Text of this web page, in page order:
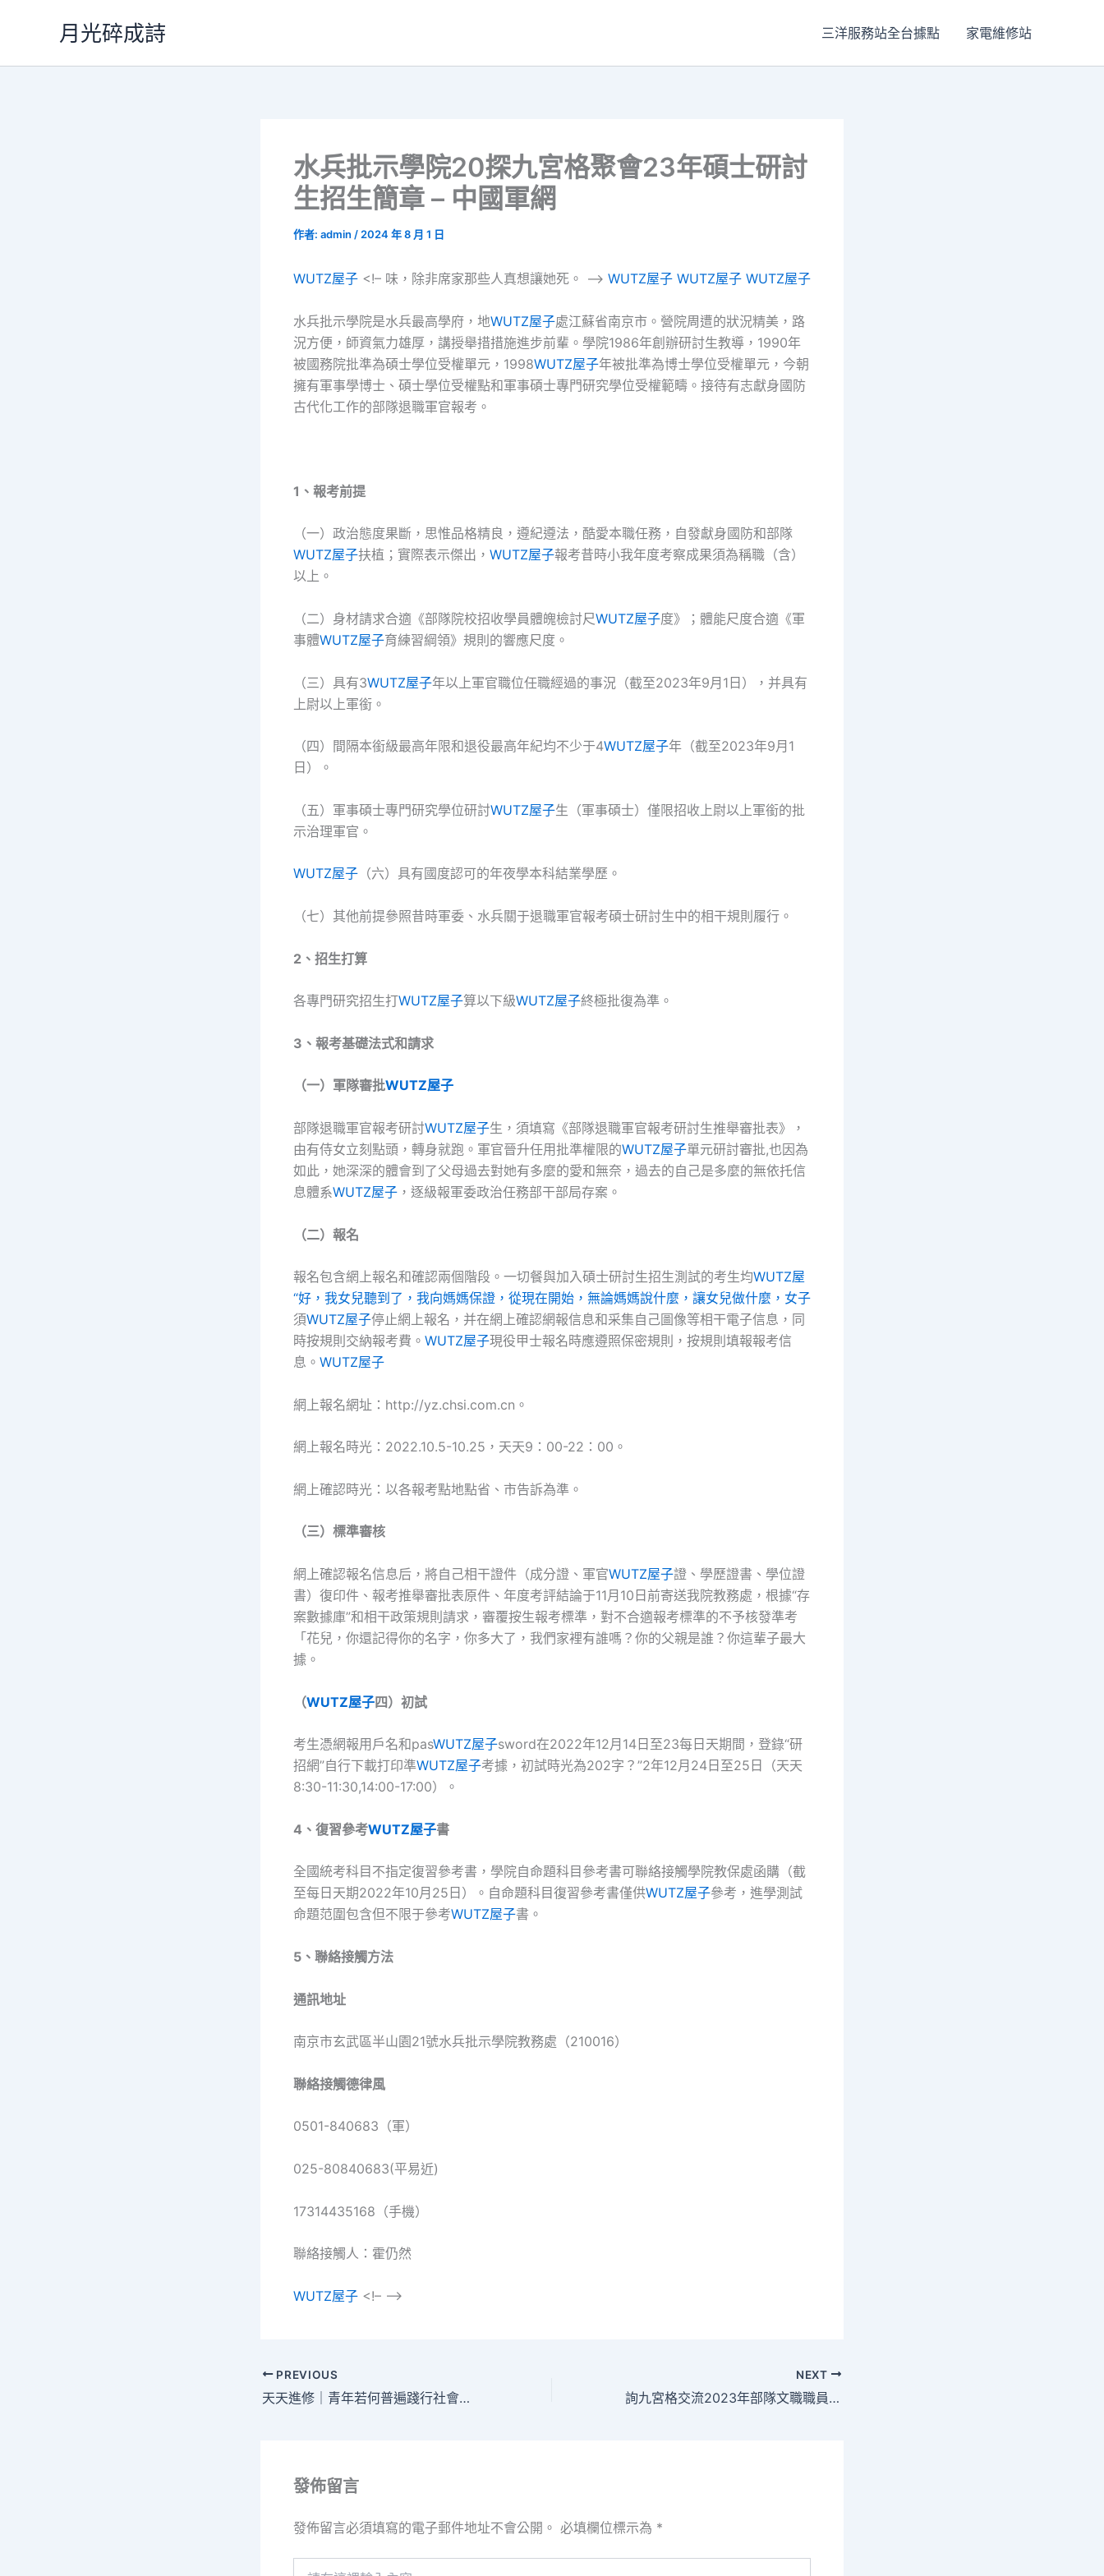
月光碎成詩 三洋服務站全台據點 家電維修站
水兵批示學院20探九宮格聚會23年碩士研討
生招生簡章 – 中國軍網
作者: admin / 2024 年 8 月 1 日
WUTZ屋子 <!– 味，除非席家那些人真想讓她死。 –> WUTZ屋子 WUTZ屋子 WUTZ屋子
水兵批示學院是水兵最高學府，地WUTZ屋子處江蘇省南京市。營院周遭的狀況精美，路
況方便，師資氣力雄厚，講授舉措措施進步前輩。學院1986年創辦研討生教導，1990年
被國務院批準為碩士學位受權單元，1998WUTZ屋子年被批準為博士學位受權單元，今朝
擁有軍事學博士、碩士學位受權點和軍事碩士專門研究學位受權範疇。接待有志獻身國防
古代化工作的部隊退職軍官報考。
1、報考前提
（一）政治態度果斷，思惟品格精良，遵紀遵法，酷愛本職任務，自發獻身國防和部隊
WUTZ屋子扶植；實際表示傑出， WUTZ屋子報考昔時小我年度考察成果須為稱職（含）
以上。
（二）身材請求合適《部隊院校招收學員體魄檢討尺WUTZ屋子度》；體能尺度合適《軍
事體WUTZ屋子育練習綱領》規則的響應尺度。
（三）具有3WUTZ屋子年以上軍官職位任職經過的事況（截至2023年9月1日），并具有
上尉以上軍銜。
（四）間隔本銜級最高年限和退役最高年紀均不少于4WUTZ屋子年（截至2023年9月1
日）。
（五）軍事碩士專門研究學位研討WUTZ屋子生（軍事碩士）僅限招收上尉以上軍銜的批
示治理軍官。
WUTZ屋子 （六）具有國度認可的年夜學本科結業學歷。
（七）其他前提參照昔時軍委、水兵關于退職軍官報考碩士研討生中的相干規則履行。
2、招生打算
各專門研究招生打WUTZ屋子算以下級WUTZ屋子終極批復為準。
3、報考基礎法式和請求
（一）軍隊審批WUTZ屋子
部隊退職軍官報考研討WUTZ屋子生，須填寫《部隊退職軍官報考研討生推舉審批表》，
由有侍女立刻點頭，轉身就跑。軍官晉升任用批準權限的WUTZ屋子單元研討審批,也因為
如此，她深深的體會到了父母過去對她有多麼的愛和無奈，過去的自己是多麼的無依托信
息體系WUTZ屋子 ，逐級報軍委政治任務部干部局存案。
（二）報名
報名包含網上報名和確認兩個階段。一切餐與加入碩士研討生招生測試的考生均WUTZ屋
“好，我女兒聽到了，我向媽媽保證，從現在開始，無論媽媽說什麼，讓女兒做什麼，女子
須WUTZ屋子停止網上報名，并在網上確認網報信息和采集自己圖像等相干電子信息，同
時按規則交納報考費。 WUTZ屋子現役甲士報名時應遵照保密規則，按規則填報報考信
息。 WUTZ屋子
網上報名網址：http://yz.chsi.com.cn。
網上報名時光：2022.10.5-10.25，天天9：00-22：00。
網上確認時光：以各報考點地點省、市告訴為準。
（三）標準審核
網上確認報名信息后，將自己相干證件（成分證、軍官WUTZ屋子證、學歷證書、學位證
書）復印件、報考推舉審批表原件、年度考評結論于11月10日前寄送我院教務處，根據“存
案數據庫”和相干政策規則請求，審覆按生報考標準，對不合適報考標準的不予核發準考
「花兒，你還記得你的名字，你多大了，我們家裡有誰嗎？你的父親是誰？你這輩子最大
據。
（WUTZ屋子四）初試
考生憑網報用戶名和pasWUTZ屋子sword在2022年12月14日至23每日天期間，登錄“研
招網”自行下載打印準WUTZ屋子考據，初試時光為202字？”2年12月24日至25日（天天
8:30-11:30,14:00-17:00）。
4、復習參考WUTZ屋子書
全國統考科目不指定復習參考書，學院自命題科目參考書可聯絡接觸學院教保處函購（截
至每日天期2022年10月25日）。自命題科目復習參考書僅供WUTZ屋子參考，進學測試
命題范圍包含但不限于參考WUTZ屋子書。
5、聯絡接觸方法
通訊地址
南京市玄武區半山園21號水兵批示學院教務處（210016）
聯絡接觸德律風
0501-840683（軍）
025-80840683(平易近)
17314435168（手機）
聯絡接觸人：霍仍然
WUTZ屋子 <!– –>
PREVIOUS
天天進修｜青年若何普遍踐行社會主義焦點價值不雅循九宮格共享空間 – 中國軍網
NEXT
詢九宮格交流2023年部隊文職職員公然應考第二批免口試直接口試職位應考任務周全睜開 – 中國軍網
發佈留言
發佈留言必須填寫的電子郵件地址不會公開。 必填欄位標示為 *